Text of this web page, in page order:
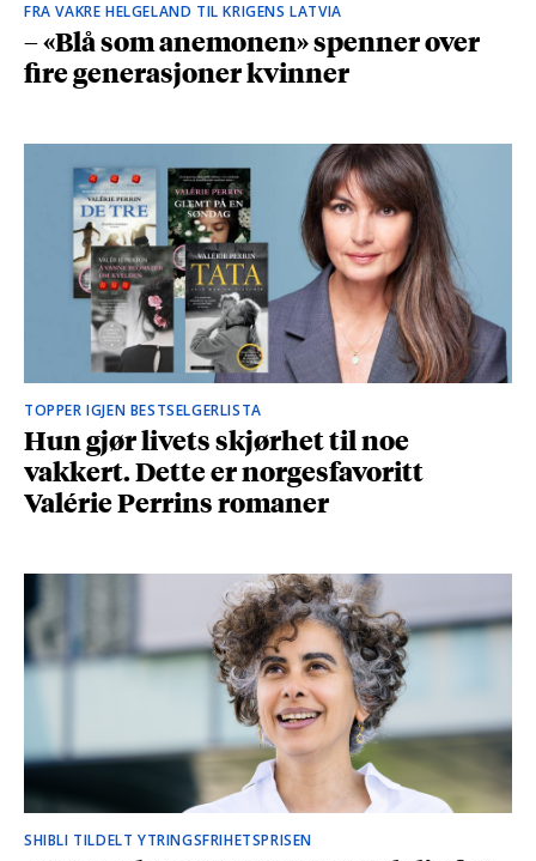
FRA VAKRE HELGELAND TIL KRIGENS LATVIA
– «Blå som anemonen» spenner over
fire generasjoner kvinner
TOPPER IGJEN BESTSELGERLISTA
Hun gjør livets skjørhet til noe
vakkert. Dette er norgesfavoritt
Valérie Perrins romaner
SHIBLI TILDELT YTRINGSFRIHETSPRISEN